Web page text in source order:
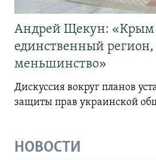
Андрей Щекун: «Крым
единственный
меньшинство»
Дискуссия вокруг планов
защиты прав украинской
НОВОСТИ